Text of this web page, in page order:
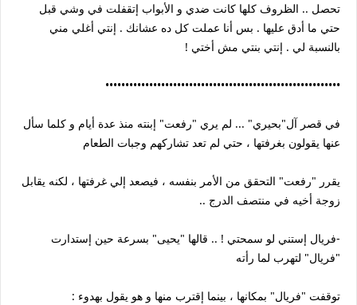
تحصل .. الظروف كلها كانت ضدي و الأبواب إتقفلت في وشي قبل
حتي ما أدق عليها . بس أنا عملت كل ده عشانك . إنتي أغلي مني
بالنسبة لي . إنتي بنتي مش أختي !
•••••••••••••••••••••••••••••••••••••••••••••••••••••••••••
في قصر آل"بحيري" ... لم يري "رفعت" إبنته منذ عدة أيام و كلما سأل
عنها يقولون بغرفتها ، حتي لم تعد تشاركهم وجبات الطعام
يقرر "رفعت" التحقق من الأمر بنفسه ، فيصعد إلي غرفتها ، لكنه يقابل
زوجة أخيه في منتصف الدرج ..
-فريال إستني لو سمحتي ! .. قالها "يحيى" بسرعة حين إستدارت
"فريال" لتهرب لما رأته
توقفت "فريال" بمكانها ، بينما إقترب منها و هو يقول بهدوء :